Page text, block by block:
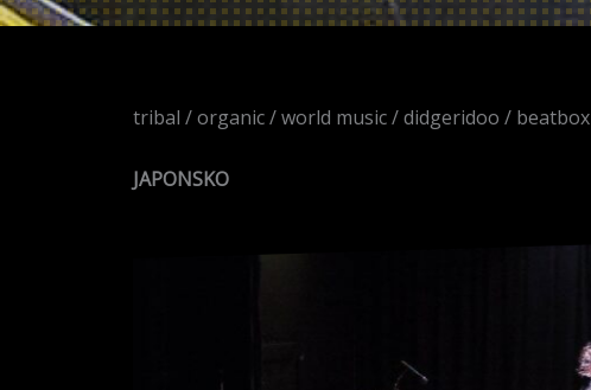
tribal / organic / world music / didgeridoo / beatbox
JAPONSKO